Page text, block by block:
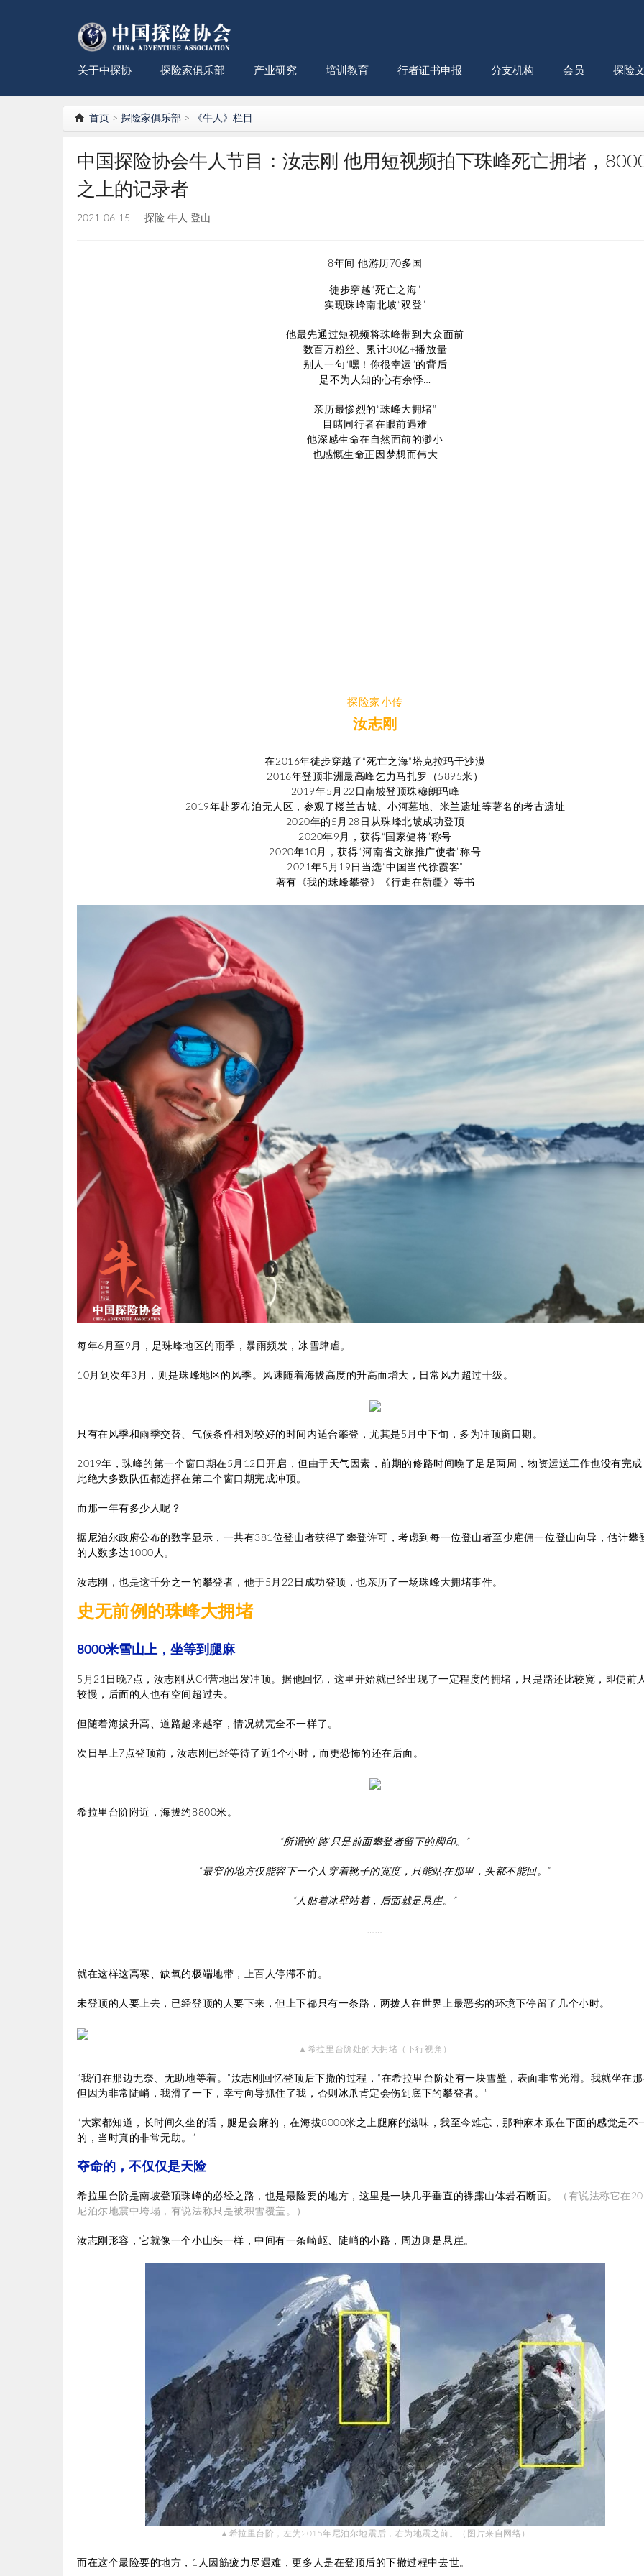
关于中探协 探险家俱乐部 产业研究 培训教育 行者证书申报 分支机构 会员 探险
首页 > 探险家俱乐部 > 《牛人》栏目
中国探险协会牛人节目：汝志刚 他用短视频拍下珠峰死亡拥堵，
之上的记录者
2021-06-15 探险 牛人 登山
8年间 他游历70多国
徒步穿越“死亡之海”
实现珠峰南北坡“双登”
他最先通过短视频将珠峰带到大众面前
数百万粉丝、累计30亿+播放量
别人一句“嘿！你很幸运”的背后
是不为人知的心有余悸…
亲历最惨烈的“珠峰大拥堵”
目睹同行者在眼前遇难
他深感生命在自然面前的渺小
也感慨生命正因梦想而伟大
探险家小传
汝志刚
在2016年徒步穿越了“死亡之海”塔克拉玛干沙漠
2016年登顶非洲最高峰乞力马扎罗（5895米）
2019年5月22日南坡登顶珠穆朗玛峰
2019年赴罗布泊无人区，参观了楼兰古城、小河墓地、米兰遗址等著名的考古遗址
2020年的5月28日从珠峰北坡成功登顶
2020年9月，获得“国家健将”称号
2020年10月，获得“河南省文旅推广使者”称号
2021年5月19日当选“中国当代徐霞客”
著有《我的珠峰攀登》《行走在新疆》等书
每年6月至9月，是珠峰地区的雨季，暴雨频发，冰雪肆虐。
10月到次年3月，则是珠峰地区的风季。风速随着海拔高度的升高而增大，日常风力超过十级。
只有在风季和雨季交替、气候条件相对较好的时间内适合攀登，尤其是5月中下旬，多为冲顶窗口期。
2019年，珠峰的第一个窗口期在5月12日开启，但由于天气因素，前期的修路时间晚了足足两周，物资运送工作也没有完
此绝大多数队伍都选择在第二个窗口期完成冲顶。
而那一年有多少人呢？
据尼泊尔政府公布的数字显示，一共有381位登山者获得了攀登许可，考虑到每一位登山者至少雇佣一位登山向导，估计攀
的人数多达1000人。
汝志刚，也是这千分之一的攀登者，他于5月22日成功登顶，也亲历了一场珠峰大拥堵事件。
史无前例的珠峰大拥堵
8000米雪山上，坐等到腿麻
5月21日晚7点，汝志刚从C4营地出发冲顶。据他回忆，这里开始就已经出现了一定程度的拥堵，只是路还比较宽，即使前
较慢，后面的人也有空间超过去。
但随着海拔升高、道路越来越窄，情况就完全不一样了。
次日早上7点登顶前，汝志刚已经等待了近1个小时，而更恐怖的还在后面。
希拉里台阶附近，海拔约8800米。
“所谓的‘路’只是前面攀登者留下的脚印。”
“最窄的地方仅能容下一个人穿着靴子的宽度，只能站在那里，头都不能回。”
“人贴着冰壁站着，后面就是悬崖。”
……
就在这样这高寒、缺氧的极端地带，上百人停滞不前。
未登顶的人要上去，已经登顶的人要下来，但上下都只有一条路，两拨人在世界上最恶劣的环境下停留了几个小时。
▲希拉里台阶处的大拥堵（下行视角）
“我们在那边无奈、无助地等着。”汝志刚回忆登顶后下撤的过程，“在希拉里台阶处有一块雪壁，表面非常光滑。我就坐在
但因为非常陡峭，我滑了一下，幸亏向导抓住了我，否则冰爪肯定会伤到底下的攀登者。”
“大家都知道，长时间久坐的话，腿是会麻的，在海拔8000米之上腿麻的滋味，我至今难忘，那种麻木跟在下面的感觉是不
的，当时真的非常无助。”
夺命的，不仅仅是天险
希拉里台阶是南坡登顶珠峰的必经之路，也是最险要的地方，这里是一块几乎垂直的裸露山体岩石断面。
（有说法称它在
尼泊尔地震中垮塌，有说法称只是被积雪覆盖。）
汝志刚形容，它就像一个小山头一样，中间有一条崎岖、陡峭的小路，周边则是悬崖。
▲希拉里台阶， 左为2015年尼泊尔地震后，右为地震之前。 （图片来自网络）
而在这个最险要的地方，1人因筋疲力尽遇难，更多人是在登顶后的下撤过程中去世。